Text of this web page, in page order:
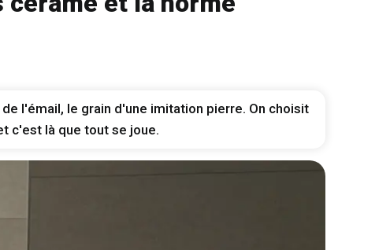
l'émail, le grain d'une imitation pierre. On choisit
c'est là que tout se joue.